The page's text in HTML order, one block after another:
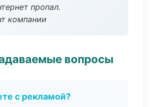
пропал.
компании
вопросы
с рекламой?